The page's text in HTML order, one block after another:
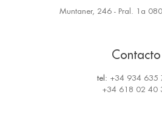
Muntaner, 246 - Pral. 1a
Contacto
tel: +34 934 635
+34 618 02 40